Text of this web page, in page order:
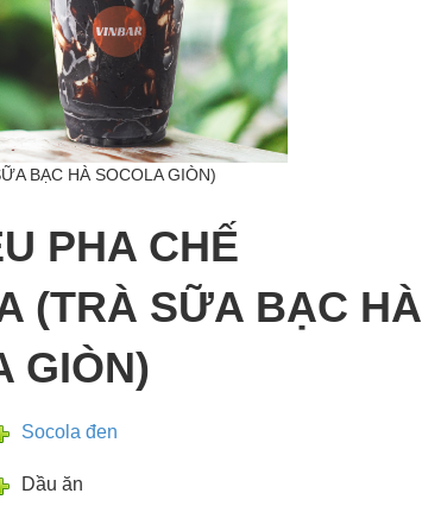
BẠC HÀ SOCOLA GIÒN)
PHA CHẾ
(TRÀ SỮA BẠC HÀ
GIÒN)
Socola đen
Dầu ăn